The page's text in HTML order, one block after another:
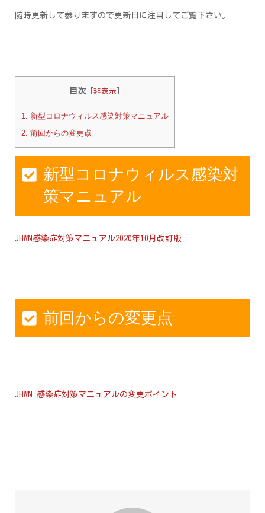
随時更新して参りますので更新日に注目してご覧下さい。
目次 [非表示
1.
新型コロナウィルス感染対策マニュアル
2. 前回からの変更点
新型コロナウィルス感染対
策マニュアル
JHWN感染症対策マニュアル2020年10月改訂版
前回からの変更点
JHWN 感染症対策マニュアルの変更ポイント